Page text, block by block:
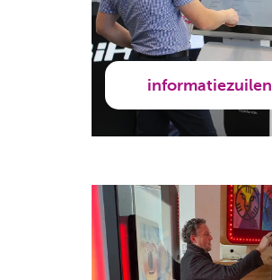
informatiezuilen